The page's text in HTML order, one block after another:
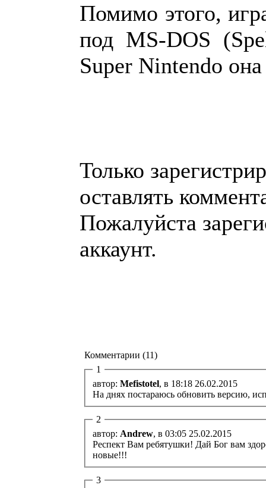
Помимо этого,
под MS-DOS
Super Nintendo
Только
оставлять
Пожалуйста
аккаунт.
Комментарии (11)
1
автор: Mefistotel, в 18:18 26.02.2015
На днях постараюсь обновить версию,
2
автор: Andrew, в 03:05 25.02.2015
Респект Вам ребятушки! Дай Бог вам
новые!!!
3